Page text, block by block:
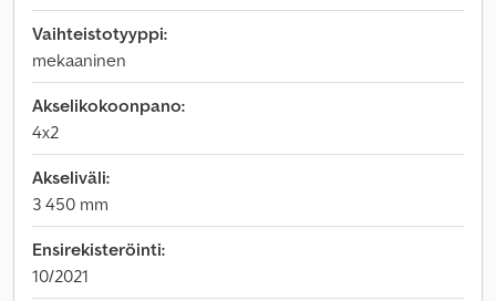
Vaihteistotyyppi:
mekaaninen
Akselikokoonpano:
4x2
Akseliväli:
3 450 mm
Ensirekisteröinti:
10/2021